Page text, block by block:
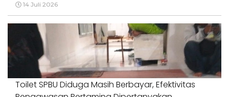
14 Juli 2026
Toilet SPBU Diduga Masih Berbayar, Efektivitas